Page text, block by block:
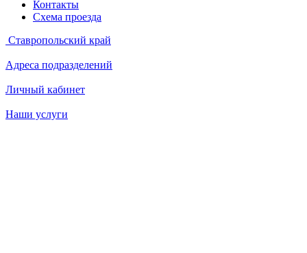
Контакты
Схема проезда
Ставропольский край
Адреса подразделений
Личный кабинет
Наши услуги